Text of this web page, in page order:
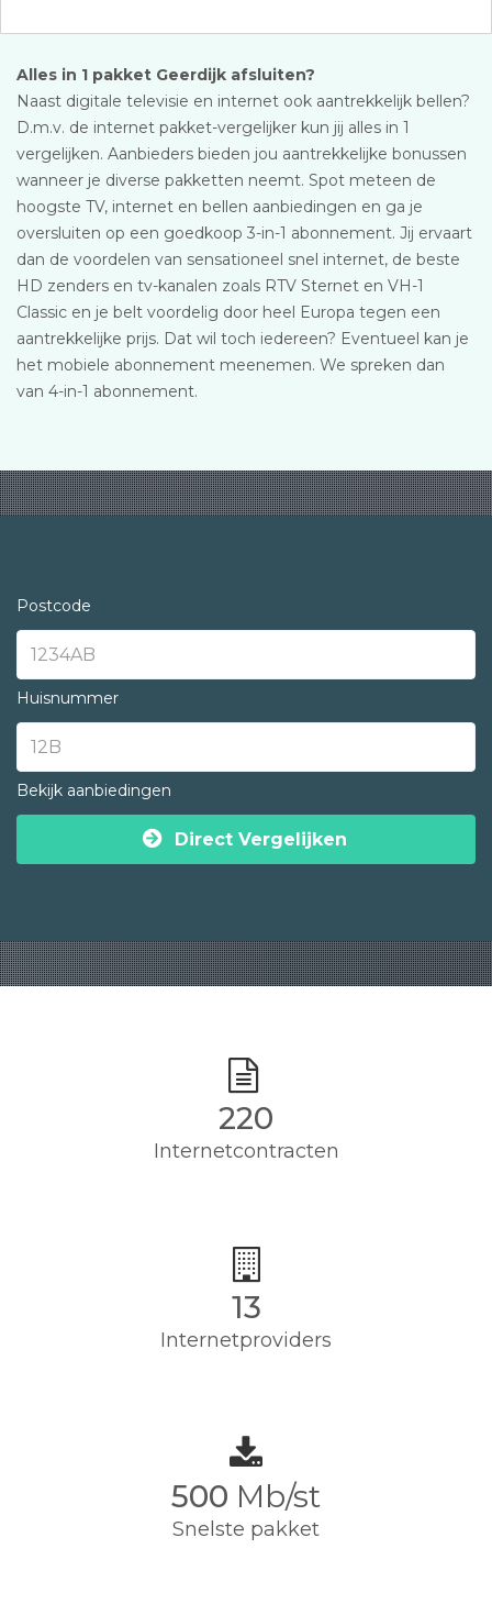
Alles in 1 pakket Geerdijk afsluiten?
Naast digitale televisie en internet ook aantrekkelijk bellen?
D.m.v. de internet pakket-vergelijker kun jij alles in 1
vergelijken. Aanbieders bieden jou aantrekkelijke bonussen
wanneer je diverse pakketten neemt. Spot meteen de
hoogste TV, internet en bellen aanbiedingen en ga je
oversluiten op een goedkoop 3-in-1 abonnement. Jij ervaart
dan de voordelen van sensationeel snel internet, de beste
HD zenders en tv-kanalen zoals RTV Sternet en VH-1
Classic en je belt voordelig door heel Europa tegen een
aantrekkelijke prijs. Dat wil toch iedereen? Eventueel kan je
het mobiele abonnement meenemen. We spreken dan
van 4-in-1 abonnement.
Postcode
Huisnummer
Bekijk aanbiedingen
Direct Vergelijken
220
Internetcontracten
13
Internetproviders
500 Mb/st
Snelste pakket